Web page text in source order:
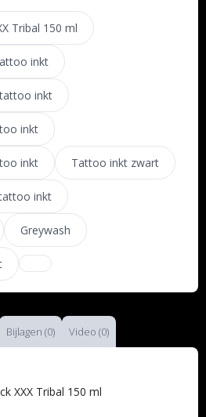
Tribal 150 ml
inkt
inkt
inkt
inkt Tattoo inkt zwart
inkt
Greywash
Bijlagen (0) Video (0)
XXX Tribal 150 ml